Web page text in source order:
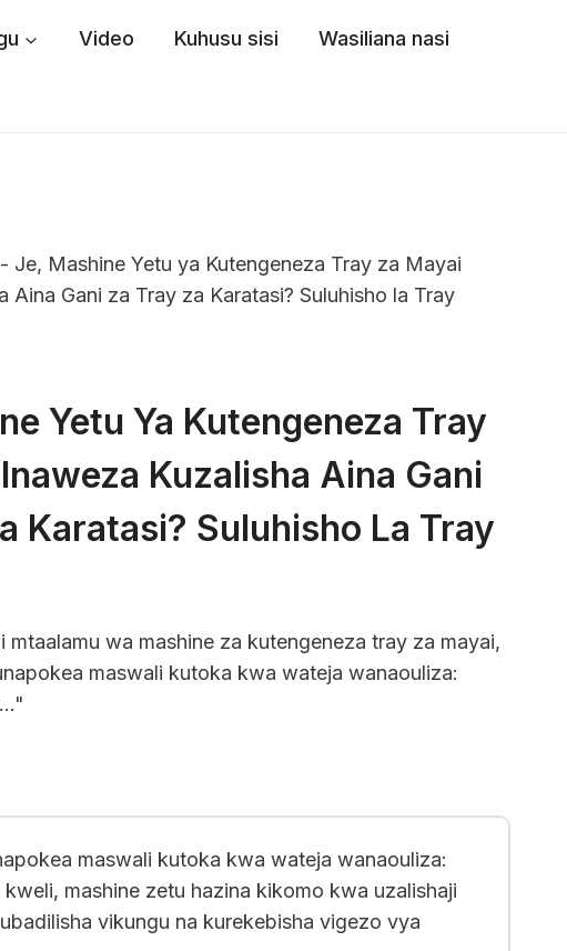
Video Kuhusu sisi Wasiliana nasi
- Je, Mashine Yetu ya Kutengeneza Tray za Mayai
Aina Gani za Tray za Karatasi? Suluhisho la Tray
Yetu Ya Kutengeneza Tray
Kuzalisha Aina Gani
Karatasi? Suluhisho La Tray
mtaalamu wa mashine za kutengeneza tray za mayai,
maswali kutoka kwa wateja wanaouliza:
maswali kutoka kwa wateja wanaouliza:
mashine zetu hazina kikomo kwa uzalishaji
vikungu na kurekebisha vigezo vya